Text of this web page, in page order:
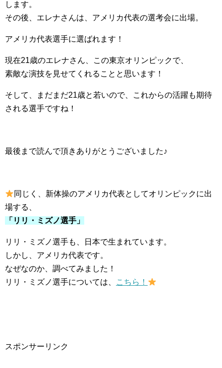
します。
その後、エレナさんは、アメリカ代表の選考会に出場。
アメリカ代表選手に選ばれます！
現在21歳のエレナさん、この東京オリンピックで、
素敵な演技を見せてくれることと思います！
そして、まだまだ21歳と若いので、これからの活躍も期待
される選手ですね！
最後まで読んで頂きありがとうございました♪
同じく、新体操のアメリカ代表としてオリンピックに出
場する、
「リリ・ミズノ選手」
リリ・ミズノ選手も、日本で生まれています。
しかし、アメリカ代表です。
なぜなのか、調べてみました！
リリ・ミズノ選手については、
こちら！
スポンサーリンク